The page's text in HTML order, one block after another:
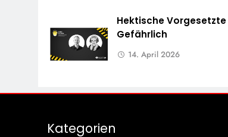
Hektische Vorgesetzte
Gefährlich
14. April 2026
Kategorien